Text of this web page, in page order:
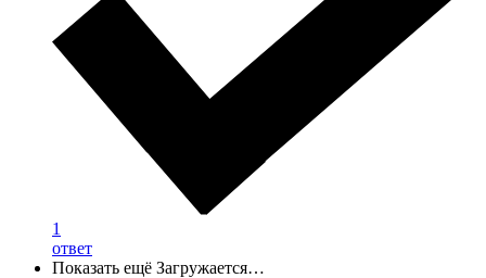
1
ответ
Показать ещё Загружается…